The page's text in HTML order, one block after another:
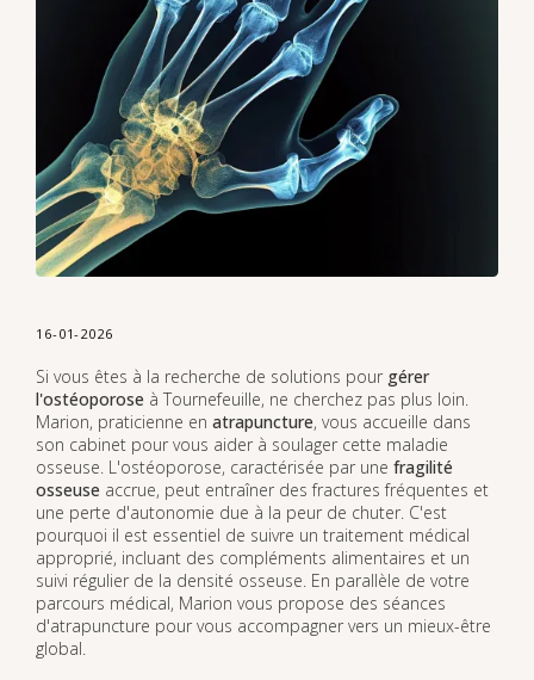
16-01-2026
Si vous êtes à la recherche de solutions pour gérer
l'ostéoporose à Tournefeuille, ne cherchez pas plus loin.
Marion, praticienne en atrapuncture, vous accueille dans
son cabinet pour vous aider à soulager cette maladie
osseuse. L'ostéoporose, caractérisée par une fragilité
osseuse accrue, peut entraîner des fractures fréquentes et
une perte d'autonomie due à la peur de chuter. C'est
pourquoi il est essentiel de suivre un traitement médical
approprié, incluant des compléments alimentaires et un
suivi régulier de la densité osseuse. En parallèle de votre
parcours médical, Marion vous propose des séances
d'atrapuncture pour vous accompagner vers un mieux-être
global.